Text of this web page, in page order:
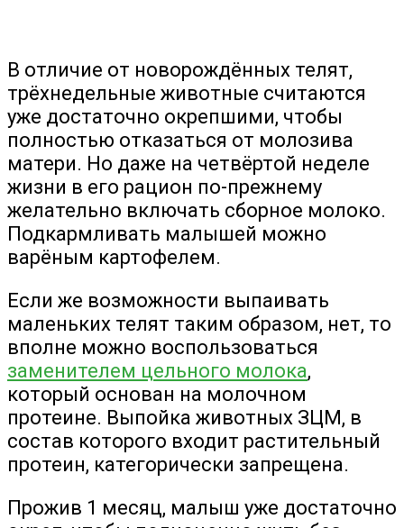
В отличие от новорождённых телят,
трёхнедельные животные считаются
уже достаточно окрепшими, чтобы
полностью отказаться от молозива
матери. Но даже на четвёртой неделе
жизни в его рацион по-прежнему
желательно включать сборное молоко.
Подкармливать малышей можно
варёным картофелем.
Если же возможности выпаивать
маленьких телят таким образом, нет, то
вполне можно воспользоваться
заменителем цельного молока,
который основан на молочном
протеине. Выпойка животных ЗЦМ, в
состав которого входит растительный
протеин, категорически запрещена.
Прожив 1 месяц, малыш уже достаточно